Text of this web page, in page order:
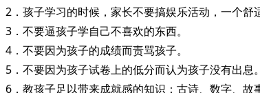
2．孩子学习的时候，家长不要搞娱乐活动，一个舒
3．不要逼孩子学自己不喜欢的东西。
4．不要因为孩子的成绩而责骂孩子。
5．不要因为孩子试卷上的低分而认为孩子没有出息。
6．教孩子足以带来成就感的知识：古诗、数字、故